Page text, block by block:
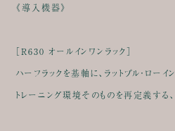
《導入機器》
［R630 オールインワンラック］
ハーフラックを基軸に、ラットプル・ローイ
トレーニング環境そのものを再定義する